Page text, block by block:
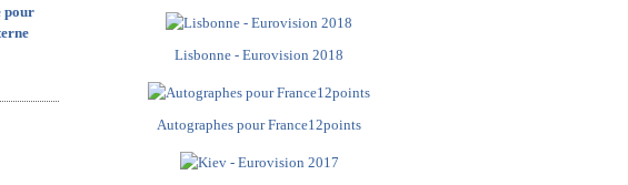
pour
Lisbonne - Eurovision 2018
Autographes pour France12points